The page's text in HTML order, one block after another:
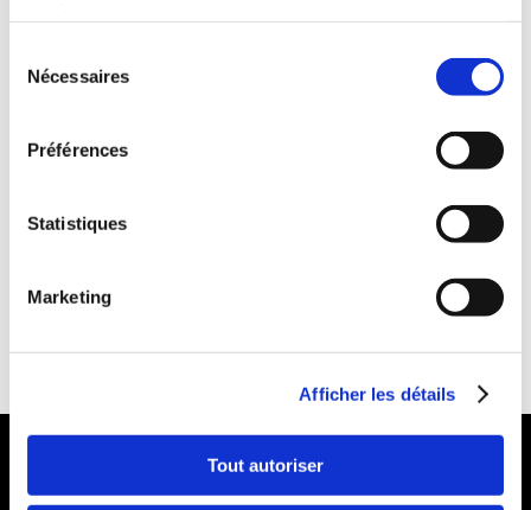
Nécessaires
Préférences
Statistiques
Marketing
Afficher les détails
Tout autoriser
Age minimum :20 ans
ASSURANCE
MODES DE PAIEMENT